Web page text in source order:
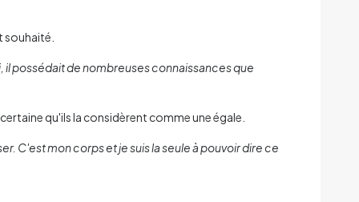
souhaité.
possédait de nombreuses connaissances que
qu'ils la considèrent comme une égale.
C'est mon corps et je suis la seule à pouvoir dire ce